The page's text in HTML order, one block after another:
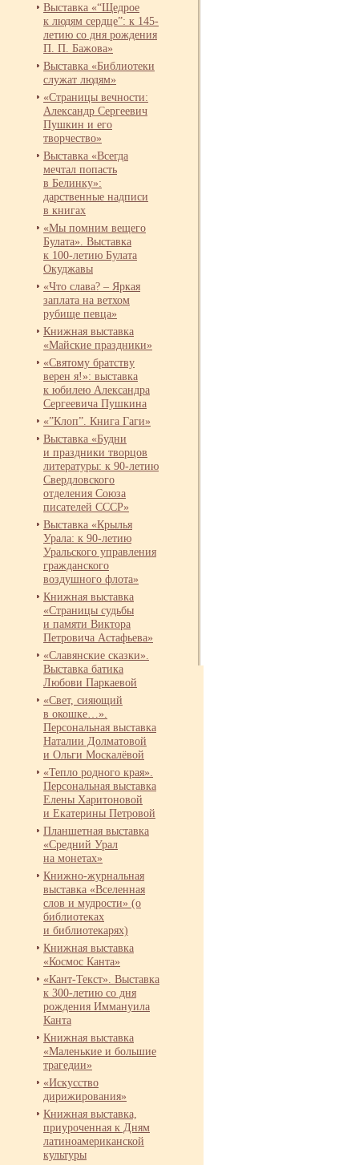
Выставка «“Щедрое
к людям сердце”: к 145-
летию со дня рождения
П. П. Бажова»
Выставка «Библиотеки
служат людям»
«Страницы вечности:
Александр Сергеевич
Пушкин и его
творчество»
Выставка «Всегда
мечтал попасть
в Белинку»:
дарственные надписи
в книгах
«Мы помним вещего
Булата». Выставка
к 100-летию Булата
Окуджавы
«Что слава? – Яркая
заплата на ветхом
рубище певца»
Книжная выставка
«Майские праздники»
«Святому братству
верен я!»: выставка
к юбилею Александра
Сергеевича Пушкина
«”Клоп”. Книга Гаги»
Выставка «Будни
и праздники творцов
литературы: к 90-летию
Свердловского
отделения Союза
писателей СССР»
Выставка «Крылья
Урала: к 90-летию
Уральского управления
гражданского
воздушного флота»
Книжная выставка
«Страницы судьбы
и памяти Виктора
Петровича Астафьева»
«Славянские сказки».
Выставка батика
Любови Паркаевой
«Свет, сияющий
в окошке…».
Персональная выставка
Наталии Долматовой
и Ольги Москалёвой
«Тепло родного края».
Персональная выставка
Елены Харитоновой
и Екатерины Петровой
Планшетная выставка
«Средний Урал
на монетах»
Книжно-журнальная
выставка «Вселенная
слов и мудрости» (о
библиотеках
и библиотекарях)
Книжная выставка
«Космос Канта»
«Кант-Текст». Выставка
к 300-летию со дня
рождения Иммануила
Канта
Книжная выставка
«Маленькие и большие
трагедии»
«Искусство
дирижирования»
Книжная выставка,
приуроченная к Дням
латиноамериканской
культуры